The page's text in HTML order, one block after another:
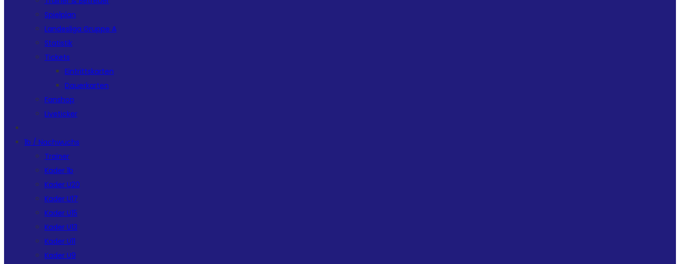
Spielplan
Landesliga Gruppe A
Statistik
Tickets
Eintrittskarten
Dauerkarten
Fanshop
Liveticker
1b / Nachwuchs
Trainer
Kader 1b
Kader U20
Kader U17
Kader U15
Kader U13
Kader U11
Kader U9